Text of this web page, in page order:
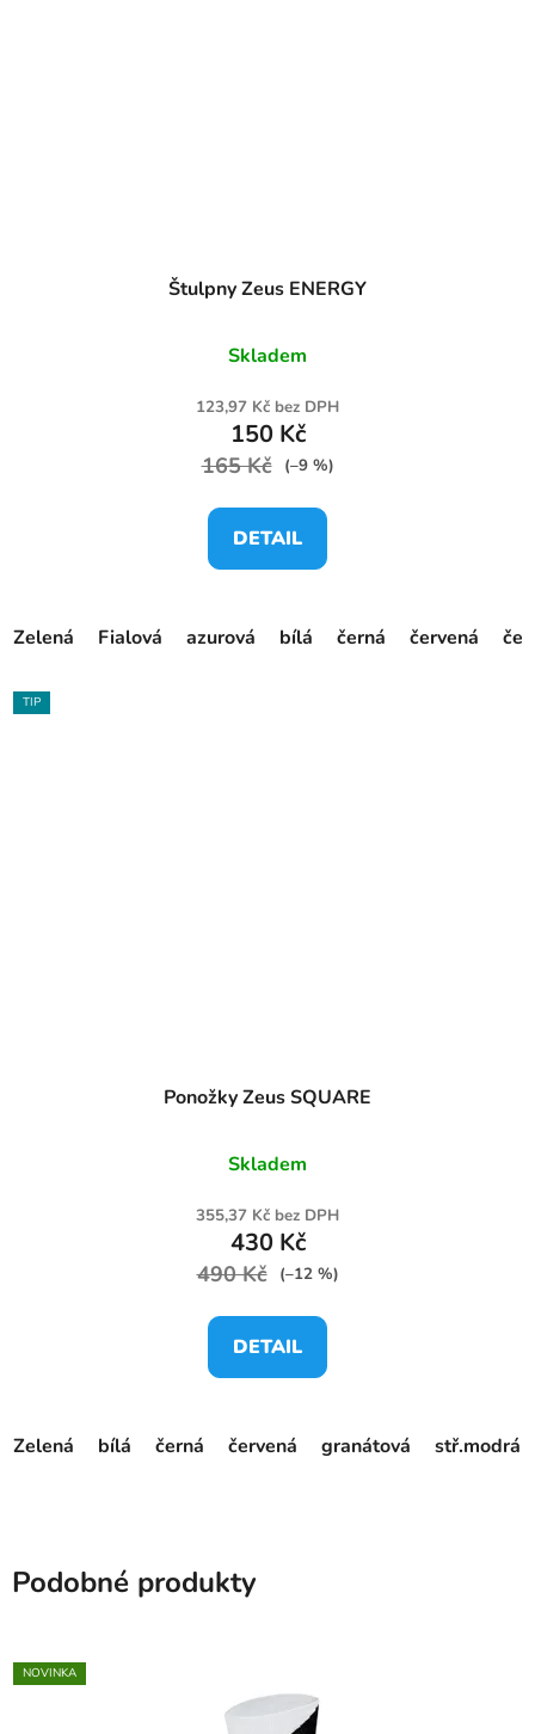
Štulpny Zeus ENERGY
Skladem
123,97 Kč bez DPH
150 Kč
165 Kč (–9 %)
DETAIL
Zelená Fialová azurová bílá černá červená
TIP
Ponožky Zeus SQUARE
Skladem
355,37 Kč bez DPH
430 Kč
490 Kč (–12 %)
DETAIL
Zelená bílá černá červená granátová stř.modrá
Podobné produkty
NOVINKA